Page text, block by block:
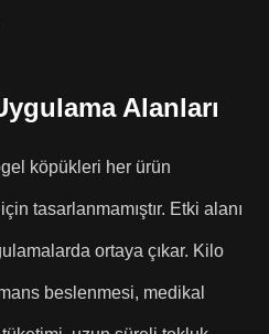
Alanları
köpükleri her ürün
tasarlanmamıştır. Etki alanı
ortaya çıkar. Kilo
beslenmesi, medikal